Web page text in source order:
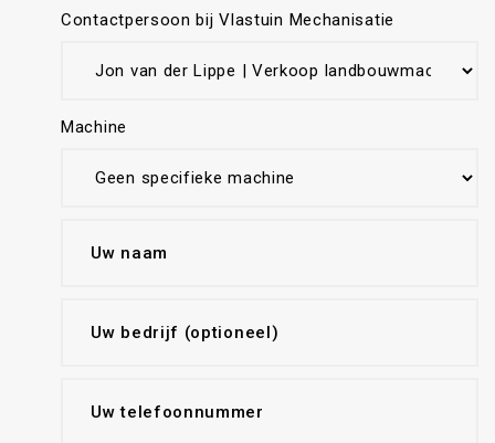
Contactpersoon bij Vlastuin Mechanisatie
Machine